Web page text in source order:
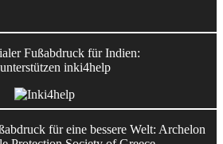
Fußabdruck für Indien:
inki4help
für eine bessere Welt: Archelon